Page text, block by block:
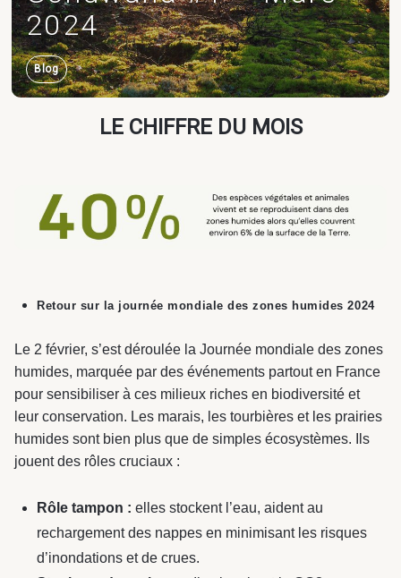
Programmation
Programmation
& AMO projet
Astrance –
Stratégies Durables
& Transition
Astrance –
Logement Logistique
Médico-social &
Résidences services
Ministère &
Carrières
2024
Blog
LE CHIFFRE DU MOIS
Retour sur la journée mondiale des zones humides 2024
Le 2 février, s’est déroulée la Journée mondiale des zones
humides, marquée par des événements partout en France
pour sensibiliser à ces milieux riches en biodiversité et
leur conservation. Les marais, les tourbières et les prairies
humides sont bien plus que de simples écosystèmes. Ils
jouent des rôles cruciaux :
Rôle tampon : elles stockent l’eau, aident au
rechargement des nappes en minimisant les risques
d’inondations et de crues.